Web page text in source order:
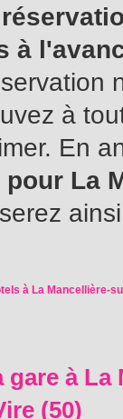
à
à
En
La
à La Mancellière-
à La
(50)